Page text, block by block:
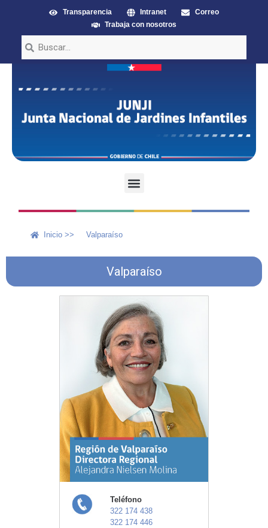
Transparencia Intranet
Correo
Trabaja con nosotros
Inicio >> Valparaíso
Valparaíso
Teléfono
322 174 438
322 174 446